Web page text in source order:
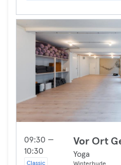
09:30 —
10:30
Classic
Vor Ort
Yoga